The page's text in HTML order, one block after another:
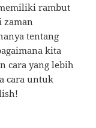
rambut
zaman
tentang
kita
cara yang lebih
cara untuk